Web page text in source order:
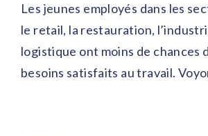
Les jeunes employés dans les
le retail, la restauration,
logistique ont moins de chances
besoins satisfaits au travail.